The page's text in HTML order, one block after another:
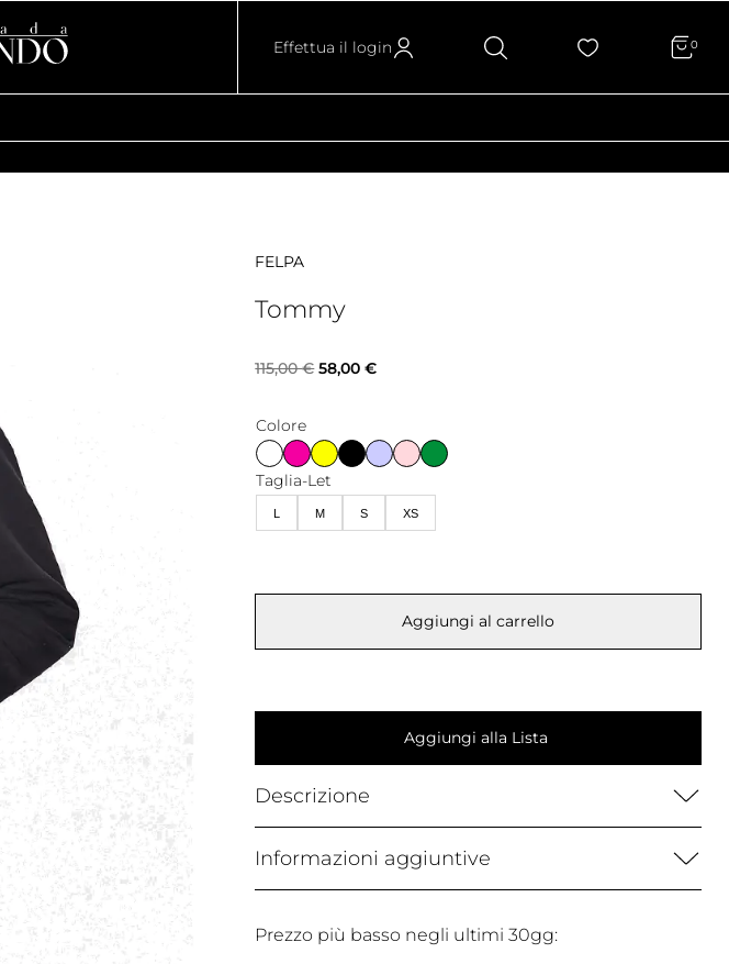
Effettua il login 0
FELPA
Tommy
115,00€ Il
originale
era:
58,00€Il
attuale
è:
Colore
Taglia-Let
L M S XS
Aggiungi al carrello
Aggiungi alla Lista
Descrizione
Informazioni aggiuntive
Prezzo più basso negli ultimi 30gg: